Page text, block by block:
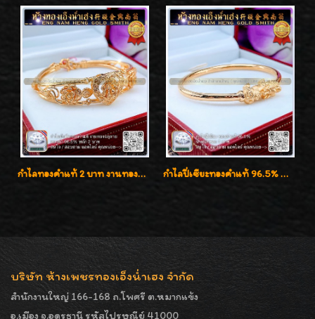
กำไลทองคำแท้ 2 บาท งานทองฉลุลาย ดีไซน์หรูหรา สวยคลาสสิค กำไลปี่เซียะทองคำแท้ 96.5% น้ำหนัก 1 บาท เสริมโชคลาภ
บริษัท ห้างเพชรทองเอ็งน่ำเฮง จำกัด
สำนักงานใหญ่ 166-168 ถ.โพศรี ต.หมากแข้ง
อ.เมือง จ.อุดรธานี รหัสไปรษณีย์ 41000